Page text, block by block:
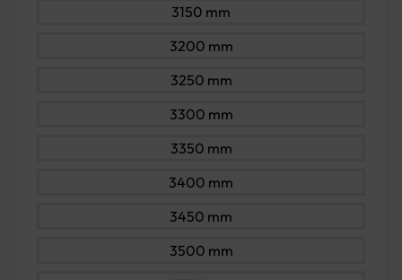
3150 mm
3200 mm
3250 mm
3300 mm
3350 mm
3400 mm
3450 mm
3500 mm